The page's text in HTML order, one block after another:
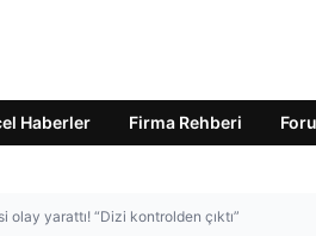
Haberler Firma Rehberi
olay yarattı! “Dizi kontrolden çıktı”